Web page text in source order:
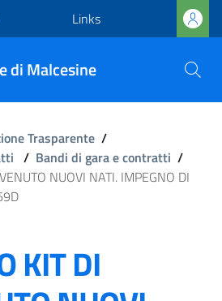
Links
di Malcesine
Trasparente /
/ Bandi di gara e contratti /
NUOVI NATI. IMPEGNO DI
KIT DI